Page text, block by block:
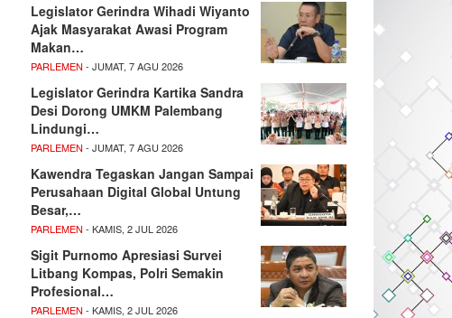
Legislator Gerindra Wihadi Wiyanto
Ajak Masyarakat Awasi Program
Makan…
PARLEMEN - JUMAT, 7 AGU 2026
Legislator Gerindra Kartika Sandra
Desi Dorong UMKM Palembang
Lindungi…
PARLEMEN - JUMAT, 7 AGU 2026
Kawendra Tegaskan Jangan Sampai
Perusahaan Digital Global Untung
Besar,…
PARLEMEN - KAMIS, 2 JUL 2026
Sigit Purnomo Apresiasi Survei
Litbang Kompas, Polri Semakin
Profesional…
PARLEMEN - KAMIS, 2 JUL 2026